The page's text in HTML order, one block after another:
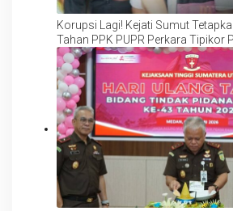
Korupsi Lagi! Kejati Sumut
Tahan PPK PUPR Perkara Tipikor
Penataan Kawasan Waterfront
Tele